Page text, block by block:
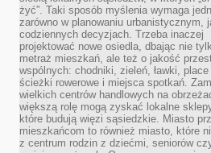
żyć”. Taki sposób myślenia wymaga
zarówno w planowaniu urbanistycznym,
codziennych decyzjach. Trzeba inaczej
projektować nowe osiedla, dbając nie
metraż mieszkań, ale też o jakość
wspólnych: chodniki, zieleń, ławki, place
ścieżki rowerowe i miejsca spotkań.
wielkich centrów handlowych na
większą rolę mogą zyskać lokalne
które budują więzi sąsiedzkie. Miasto
mieszkańcom to również miasto, które
z centrum rodzin z dziećmi, seniorów